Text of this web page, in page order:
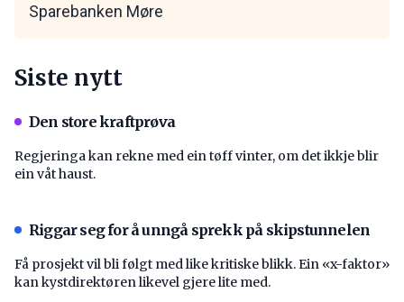
Sparebanken Møre
Siste nytt
Den store kraftprøva
Regjeringa kan rekne med ein tøff vinter, om det ikkje blir
ein våt haust.
Riggar seg for å unngå sprekk på skipstunnelen
Få prosjekt vil bli følgt med like kritiske blikk. Ein «x-faktor»
kan kystdirektøren likevel gjere lite med.